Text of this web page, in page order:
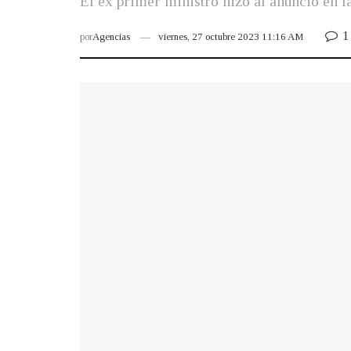
porAgencias viernes, 27 octubre 2023 11:16 AM 1